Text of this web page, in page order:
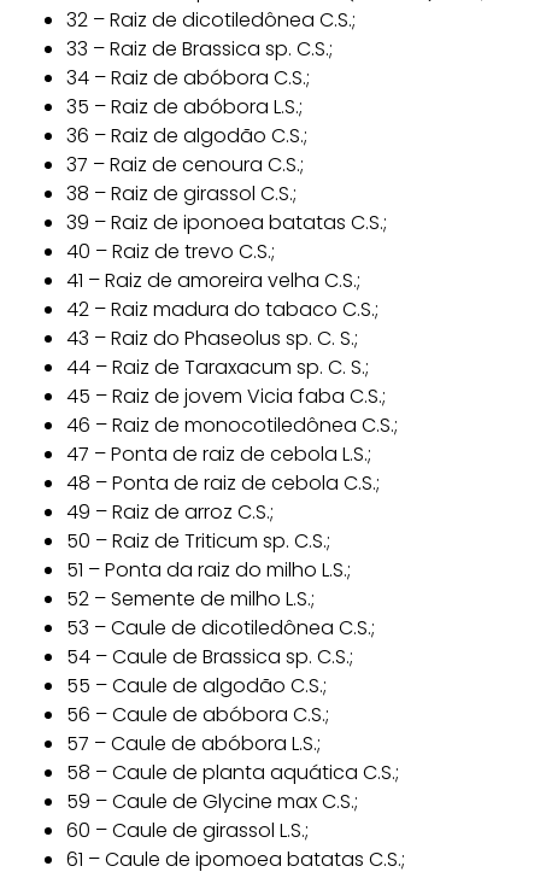
32 – Raiz de dicotiledônea C.S.;
33 – Raiz de Brassica sp. C.S.;
34 – Raiz de abóbora C.S.;
35 – Raiz de abóbora L.S.;
36 – Raiz de algodão C.S.;
37 – Raiz de cenoura C.S.;
38 – Raiz de girassol C.S.;
39 – Raiz de iponoea batatas C.S.;
40 – Raiz de trevo C.S.;
41 – Raiz de amoreira velha C.S.;
42 – Raiz madura do tabaco C.S.;
43 – Raiz do Phaseolus sp. C. S.;
44 – Raiz de Taraxacum sp. C. S.;
45 – Raiz de jovem Vicia faba C.S.;
46 – Raiz de monocotiledônea C.S.;
47 – Ponta de raiz de cebola L.S.;
48 – Ponta de raiz de cebola C.S.;
49 – Raiz de arroz C.S.;
50 – Raiz de Triticum sp. C.S.;
51 – Ponta da raiz do milho L.S.;
52 – Semente de milho L.S.;
53 – Caule de dicotiledônea C.S.;
54 – Caule de Brassica sp. C.S.;
55 – Caule de algodão C.S.;
56 – Caule de abóbora C.S.;
57 – Caule de abóbora L.S.;
58 – Caule de planta aquática C.S.;
59 – Caule de Glycine max C.S.;
60 – Caule de girassol L.S.;
61 – Caule de ipomoea batatas C.S.;